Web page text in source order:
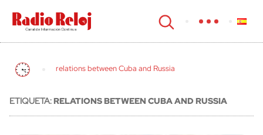
cerrar
relations between Cuba and Russia
ETIQUETA:RELATIONS BETWEEN CUBA AND RUSSIA